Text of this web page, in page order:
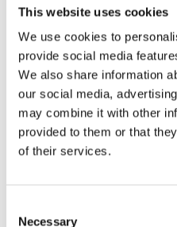
This website uses cookies
We use cookies to
provide social media
We also share information
our social media,
may combine it with other
provided to them or that
of their services.
Necessary